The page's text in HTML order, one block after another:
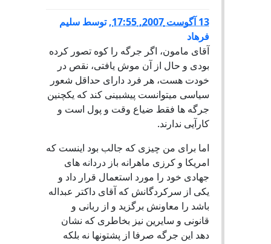
13 آگوست 2007, 17:55 ,توسط سلیم
فرهاد
آقای مامون، اگر جرگه را کوه تصور کرده
بودی و حال از آن موش یافتی، نقص در
خودت هست، هر فرد دارای حداقل شعور
سیاسی میتوانست پیشبینی کند که یکچنین
جرگه ها فقط ضیاع وقت و پول است و
کارآیی ندارند.
اما برای من چیزی که جالب بود اینست که
امریکا و کرزی ماهرانه باز دردانه های
جهادی خود را مورد استعمال قرار داد و
یکی از سرکردگانش که آقای داکتر عبداله
باشد را معاونش برگزید و از ربانی و
قانونی و سایرین نیز بخاطری که نشان
دهد این جرگه صرفا از پشتونها نه بلکه